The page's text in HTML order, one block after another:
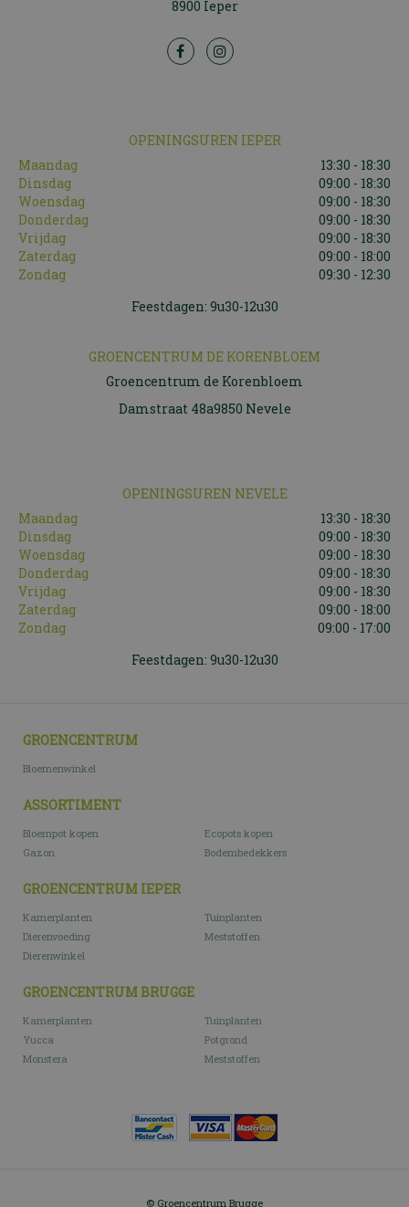
8900 Ieper
OPENINGSUREN IEPER
Maandag
13:30 - 18:30
Dinsdag
09:00 - 18:30
Woensdag
09:00 - 18:30
Donderdag
09:00 - 18:30
Vrijdag
09:00 - 18:30
Zaterdag
09:00 - 18:00
Zondag
09:30 - 12:30
Feestdagen: 9u30-12u30
GROENCENTRUM DE KORENBLOEM
Groencentrum de Korenbloem
Damstraat 48a9850 Nevele
OPENINGSUREN NEVELE
Maandag
13:30 - 18:30
Dinsdag
09:00 - 18:30
Woensdag
09:00 - 18:30
Donderdag
09:00 - 18:30
Vrijdag
09:00 - 18:30
Zaterdag
09:00 - 18:00
Zondag
09:00 - 17:00
Feestdagen: 9u30-12u30
GROENCENTRUM
Bloemenwinkel
ASSORTIMENT
Bloempot kopen
Ecopots kopen
Gazon
Bodembedekkers
GROENCENTRUM IEPER
Kamerplanten
Tuinplanten
Dierenvoeding
Meststoffen
Dierenwinkel
GROENCENTRUM BRUGGE
Kamerplanten
Tuinplanten
Yucca
Potgrond
Monstera
Meststoffen
© Groencentrum Brugge